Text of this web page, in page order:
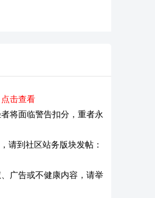
点击查看
将面临警告扣分，重者永
请到社区站务版块发帖：
广告或不健康内容，请举